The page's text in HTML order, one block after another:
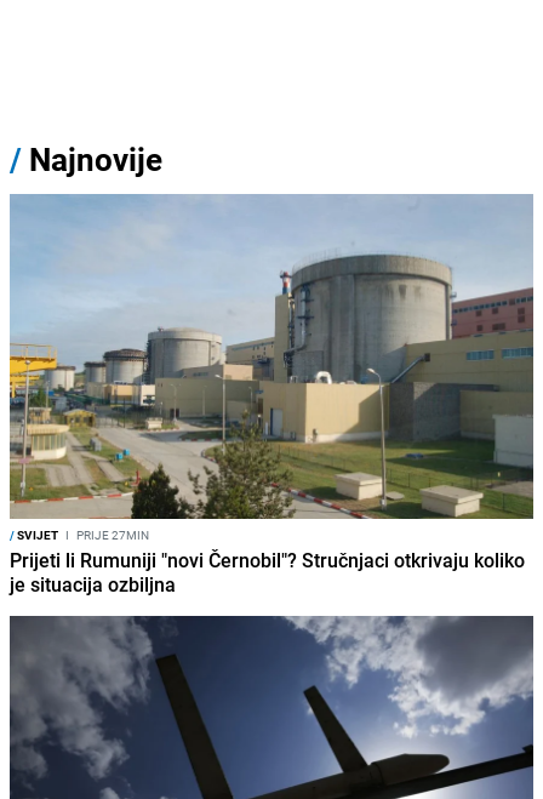
/ Najnovije
/SVIJET I PRIJE 27MIN
Prijeti li Rumuniji "novi Černobil"? Stručnjaci otkrivaju koliko
je situacija ozbiljna